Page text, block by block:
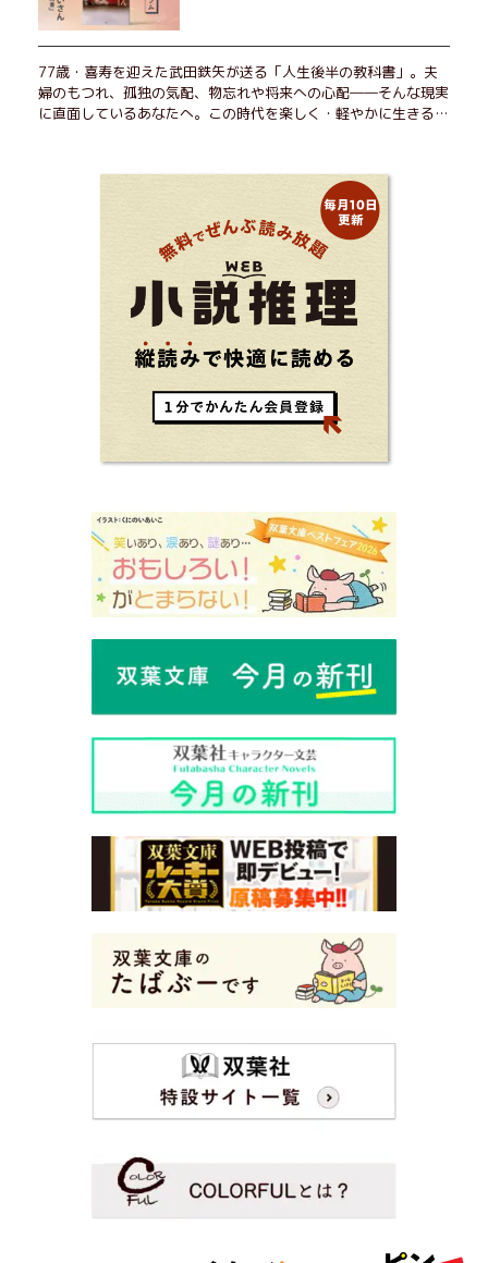
77歳・喜寿を迎えた武田鉄矢が送る「人生後半の教科書」。夫
婦のもつれ、孤独の気配、物忘れや将来への心配――そんな現実
に直面しているあなたへ。この時代を楽しく・軽やかに生きるヒ
ら！ 読むだけで前向きになれる一冊。